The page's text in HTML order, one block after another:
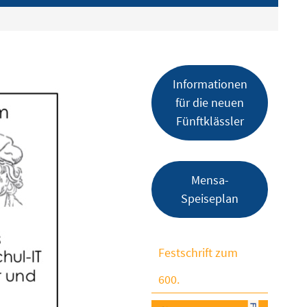
Informationen
für die neuen
Fünftklässler
Mensa-
Speiseplan
Festschrift zum
600.